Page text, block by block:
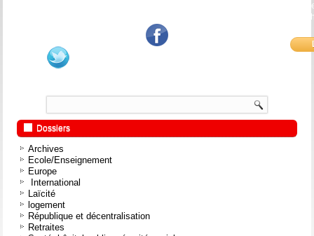
mensonge triomphant qui passe, et de ne pas faire écho, de notre
bouche et de nos mains aux applaudissements imbéciles et aux
Dossiers
Archives
Ecole/Enseignement
Europe
International
Laïcité
logement
République et décentralisation
Retraites